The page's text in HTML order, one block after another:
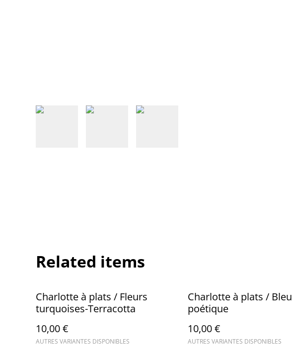
Related items
Charlotte à plats / Fleurs
turquoises-Terracotta
10,00 €
AUTRES VARIANTES DISPONIBLES
Charlotte à plats / Bleu
poétique
10,00 €
AUTRES VARIANTES DISPONIBLES